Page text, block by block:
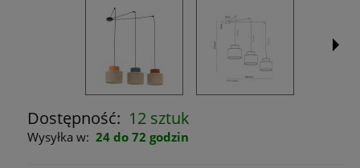
Dostępność: 12 sztuk
Wysyłka w: 24 do 72 godzin